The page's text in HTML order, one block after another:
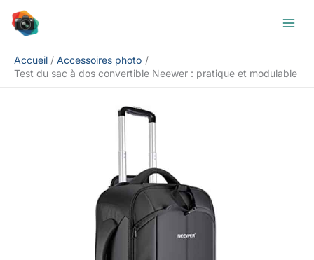
Accueil
Accessoires photo
Test du sac à dos convertible Neewer : pratique et modulable
Rechercher